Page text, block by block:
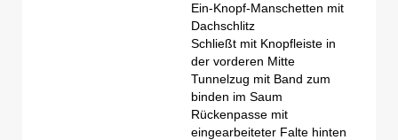
Ein-Knopf-Manschetten mit
Dachschlitz
Schließt mit Knopfleiste in
der vorderen Mitte
Tunnelzug mit Band zum
binden im Saum
Rückenpasse mit
eingearbeiteter Falte hinten